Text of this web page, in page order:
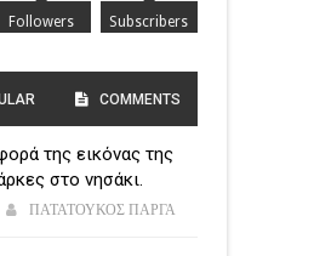
Followers Subscribers
COMMENTS
της εικόνας της
στο νησάκι.
ΠΑΤΑΤΟΥΚΟΣ ΠΑΡΓΑ